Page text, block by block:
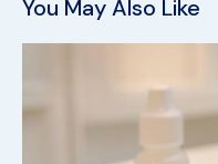
You May Also Like